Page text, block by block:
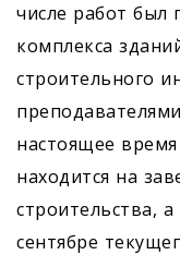
числе работ был
комплекса
строительного
настоящее
находится на
строительства,
сентябре